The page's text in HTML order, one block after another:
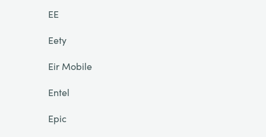
EE
Eety
Eir Mobile
Entel
Epic